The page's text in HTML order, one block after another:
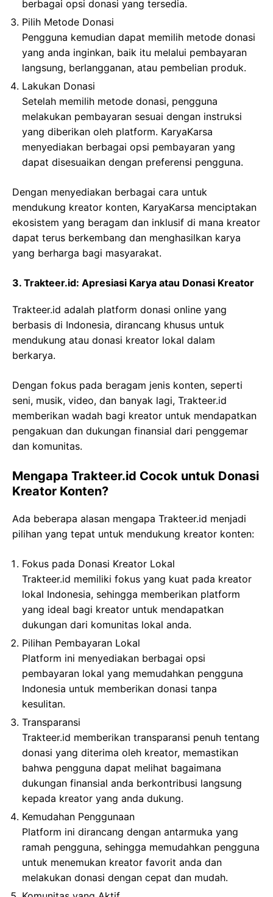
berbagai opsi donasi yang tersedia.
Pilih Metode Donasi
Pengguna kemudian dapat memilih metode donasi
yang anda inginkan, baik itu melalui pembayaran
langsung, berlangganan, atau pembelian produk.
Lakukan Donasi
Setelah memilih metode donasi, pengguna
melakukan pembayaran sesuai dengan instruksi
yang diberikan oleh platform. KaryaKarsa
menyediakan berbagai opsi pembayaran yang
dapat disesuaikan dengan preferensi pengguna.
Dengan menyediakan berbagai cara untuk
mendukung kreator konten, KaryaKarsa menciptakan
ekosistem yang beragam dan inklusif di mana kreator
dapat terus berkembang dan menghasilkan karya
yang berharga bagi masyarakat.
3. Trakteer.id: Apresiasi Karya atau Donasi Kreator
Trakteer.id adalah platform donasi online yang
berbasis di Indonesia, dirancang khusus untuk
mendukung atau donasi kreator lokal dalam
berkarya.
Dengan fokus pada beragam jenis konten, seperti
seni, musik, video, dan banyak lagi, Trakteer.id
memberikan wadah bagi kreator untuk mendapatkan
pengakuan dan dukungan finansial dari penggemar
dan komunitas.
Mengapa Trakteer.id Cocok untuk Donasi
Kreator Konten?
Ada beberapa alasan mengapa Trakteer.id menjadi
pilihan yang tepat untuk mendukung kreator konten:
Fokus pada Donasi Kreator Lokal
Trakteer.id memiliki fokus yang kuat pada kreator
lokal Indonesia, sehingga memberikan platform
yang ideal bagi kreator untuk mendapatkan
dukungan dari komunitas lokal anda.
Pilihan Pembayaran Lokal
Platform ini menyediakan berbagai opsi
pembayaran lokal yang memudahkan pengguna
Indonesia untuk memberikan donasi tanpa
kesulitan.
Transparansi
Trakteer.id memberikan transparansi penuh tentang
donasi yang diterima oleh kreator, memastikan
bahwa pengguna dapat melihat bagaimana
dukungan finansial anda berkontribusi langsung
kepada kreator yang anda dukung.
Kemudahan Penggunaan
Platform ini dirancang dengan antarmuka yang
ramah pengguna, sehingga memudahkan pengguna
untuk menemukan kreator favorit anda dan
melakukan donasi dengan cepat dan mudah.